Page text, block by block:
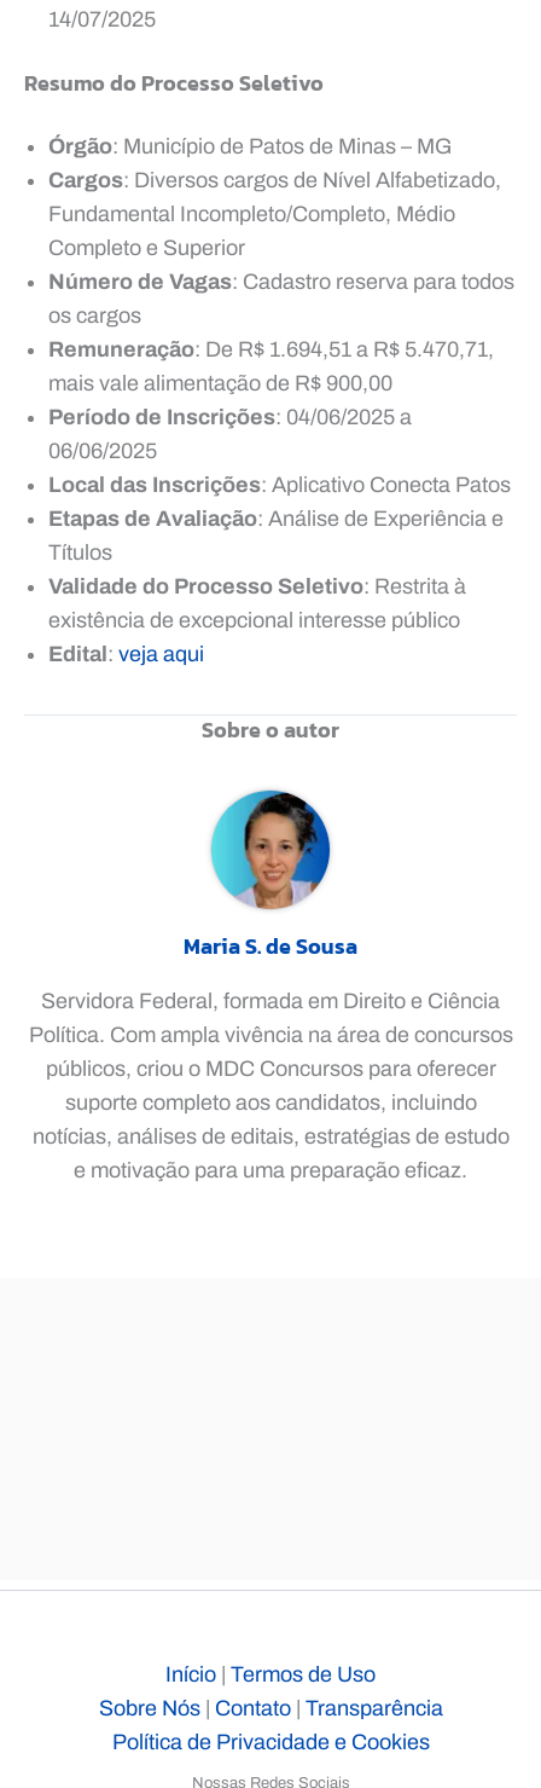
14/07/2025
Resumo do Processo Seletivo
Órgão: Município de Patos de Minas – MG
Cargos: Diversos cargos de Nível Alfabetizado,
Fundamental Incompleto/Completo, Médio
Completo e Superior
Número de Vagas: Cadastro reserva para todos
os cargos
Remuneração: De R$ 1.694,51 a R$ 5.470,71,
mais vale alimentação de R$ 900,00
Período de Inscrições: 04/06/2025 a
06/06/2025
Local das Inscrições: Aplicativo Conecta Patos
Etapas de Avaliação: Análise de Experiência e
Títulos
Validade do Processo Seletivo: Restrita à
existência de excepcional interesse público
Edital : veja aqui
Sobre o autor
Maria S. de Sousa
Servidora Federal, formada em Direito e Ciência
Política. Com ampla vivência na área de concursos
públicos, criou o MDC Concursos para oferecer
suporte completo aos candidatos, incluindo
notícias, análises de editais, estratégias de estudo
e motivação para uma preparação eficaz.
Início Termos de Uso
Sobre Nós| Contato| Transparência
Política de Privacidade e Cookies
Nossas Redes Sociais